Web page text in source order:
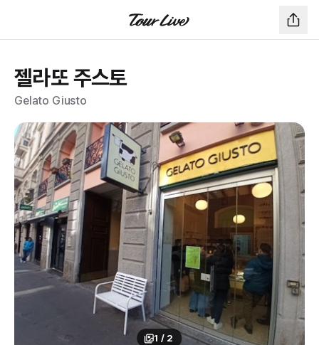
젤라또 주스토
Gelato Giusto
1 / 2